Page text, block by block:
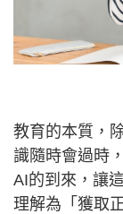
教育的本質，
識隨時會過時
AI的到來，讓
理解為「獲取